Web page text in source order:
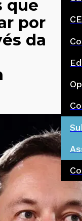
que
por
da